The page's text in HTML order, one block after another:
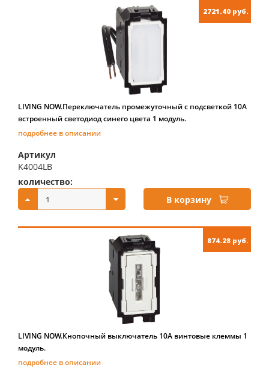
2721.40 руб.
LIVING NOW.Переключатель промежуточный с подсветкой 10А
встроенный светодиод синего цвета 1 модуль.
подробнее в описании
Артикул
K4004LB
количество:
В корзину
874.28 руб.
LIVING NOW.Кнопочный выключатель 10А винтовые клеммы 1
модуль.
подробнее в описании